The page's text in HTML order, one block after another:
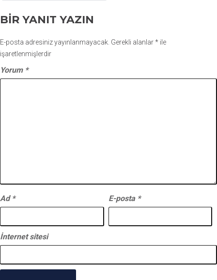
BIR YANIT YAZIN
E-posta adresiniz yayınlanmayacak. Gerekli alanlar* ile
işaretlenmişlerdir
Yorum *
Ad * E-posta *
İnternet sitesi